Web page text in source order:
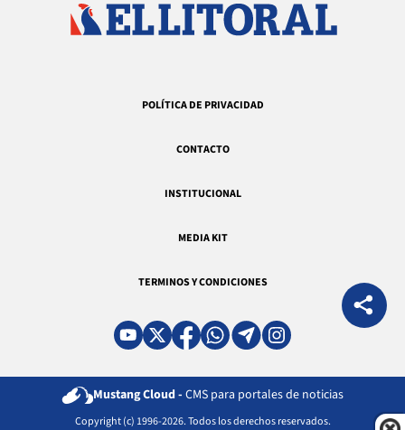
POLÍTICA DE PRIVACIDAD
CONTACTO
INSTITUCIONAL
MEDIA KIT
TERMINOS Y CONDICIONES
Mustang Cloud - CMS para portales de noticias
Copyright (c) 1996-2026. Todos los derechos reservados.